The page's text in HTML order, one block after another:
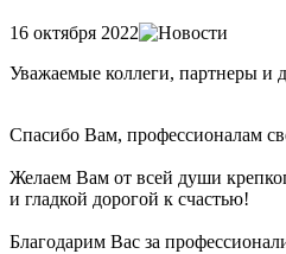
16 октября 2022
Уважаемые коллеги, партнеры и
Спасибо Вам, профессионалам
Желаем Вам от всей души
и гладкой дорогой к счастью!
Благодарим Вас за